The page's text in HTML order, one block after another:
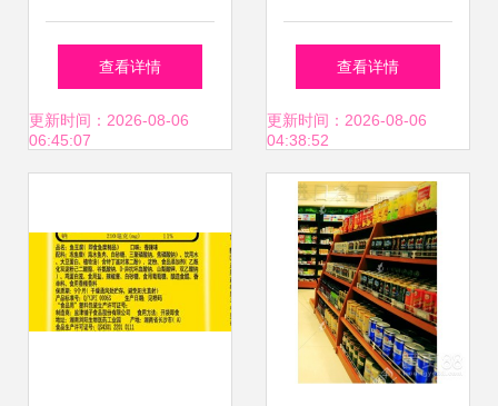
食品标签通则》
（GB 7718系
列）、甚至《食品
添加剂通用版规
定》(以及某些国际
上才有的参考，各
查看详情
更新时间：2026-08-06
06:45:07
——领匠酒（前途
无量）品鉴札记
查看详情
更新时间：2026-08-06
04:38:52